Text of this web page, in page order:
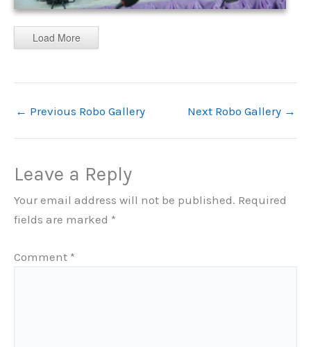
Load More
← Previous Robo Gallery Next Robo Gallery →
Leave a Reply
Your email address will not be published. Required
fields are marked *
Comment *